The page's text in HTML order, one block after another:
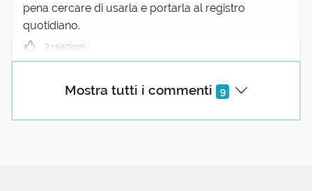
Mostra tutti i commenti 9
pena cercare di usarla e portarla al registro
quotidiano.
2 reazioni
26 Luglio 2019 09:42